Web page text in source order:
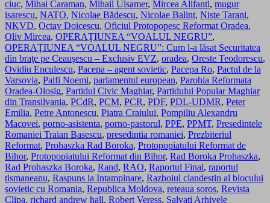
ciuc, Mihai Caraman, Mihail Ulsamer, Mircea Alifanti, mugur
isarescu, NATO, Nicolae Bădescu, Nicolae Balint, Niste Tarani,
NKVD, Octav Doicescu, Oficiul Protopopesc Reformat Oradea,
Oliv Mircea, OPERAŢIUNEA “VOALUL NEGRU”,
OPERAŢIUNEA “VOALUL NEGRU”: Cum l-a lăsat Securitatea
din braţe pe Ceauşescu – Exclusiv EVZ, oradea, Oreste Teodorescu,
Ovidiu Enculescu, Pacepa – agent sovietic, Pacepa Ro, Pactul de la
Varsovia, Palfi Noemi, parlamentul european, Parohia Reformata
Oradea-Olosig, Partidul Civic Maghiar, Partidului Popular Maghiar
din Transilvania, PCdR, PCM, PCR, PDF, PDL-UDMR, Peter
Emilia, Petre Antonescu, Piatra Craiului, Pompiliu Alexandru
Macovei, porno-asistenta, porno-pastorul, PPE, PPMT, Presedintele
Romaniei Traian Basescu, presedintia romaniei, Prezbiteriul
Reformat, Prohaszka Rad Boroka, Protopopiatului Reformat de
Bihor, Protopopiatului Reformat din Bihor, Rad Boroka Prohaszka,
Rad Prohaszka Boroka, Rand, RAO, Raportul Final, raportul
tismaneanu, Raspuns la Intampinare, Razboiul clandestin al blocului
sovietic cu Romania, Republica Moldova, reteaua soros, Revista
Clipa, richard andrew hall, Robert Veress, Salvati Arhivele